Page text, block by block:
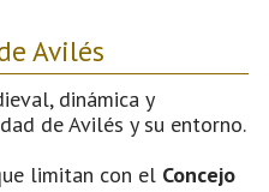
Avilés
dinámica y
de Avilés y su entorno.
limitan con el Concejo